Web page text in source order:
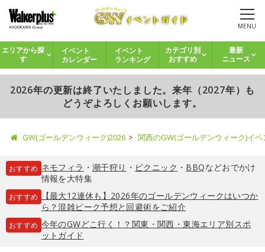
MENU
エリアから探
す
イベント
カレンダー
イベント
ランキング
カテゴリ別
おすすめ
最新
ニュース
2026年の更新は終了いたしました。来年（2027年）も
どうぞよろしくお願いします。
GW(ゴールデンウィーク)2026 関西のGW(ゴールデンウィーク)イ
おすすめ ネモフィラ ・ 潮干狩り ・ ピクニック ・ BBQなどおでかけ
情報を大特集
おすすめ
【最大12連休も】2026年のゴールデンウィークはいつか
ら？混雑ピーク予想と回避術をご紹介
おすすめ 今年のGWどこ行く！？関東・関西・東海エリア別スポ
ットガイド